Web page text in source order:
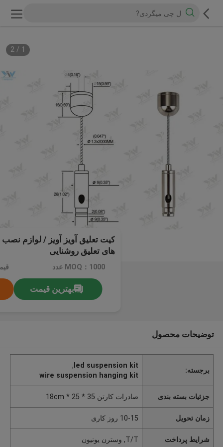
1
/
2
کیت تعلیق آویز آویز / لوازم
های تعلیق روشنایی
MOQ：1000 عدد
بهترین قیمت
توضیحات محصول
برجسته:
led suspension kit
,
wire suspension hanging kit
جزئیات بسته بندی صادرات کارتن 35 * 25 * 18cm
زمان تحویل 10-15 روز کاری
شرایط پرداخت T/T, وسترن یونیون